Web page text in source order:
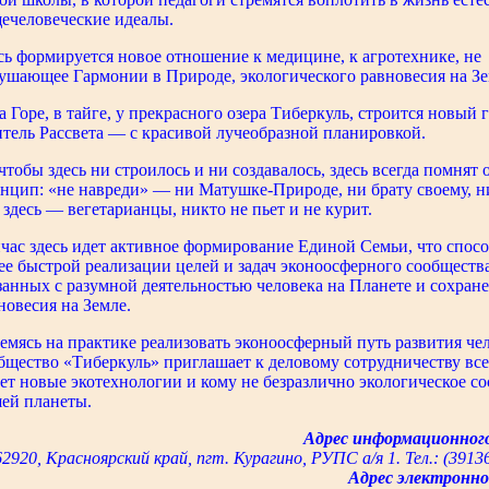
идеалы.
формируется новое отношение к медицине, к агротехнике, не
Гармонии в Природе, экологического равновесия на
Горе, в тайге, у прекрасного озера Тиберкуль, строится новый
Рассвета — с красивой лучеобразной планировкой.
здесь ни строилось и ни создавалось, здесь всегда помнят
«не навреди» — ни Матушке-Природе, ни брату своему,
— вегетарианцы, никто не пьет и не курит.
здесь идет активное формирование Единой Семьи, что
быстрой реализации целей и задач эконоосферного
с разумной деятельностью человека на Планете и
на Земле.
на практике реализовать эконоосферный путь развития
«Тиберкуль» приглашает к деловому сотрудничеству
новые экотехнологии и кому не безразлично экологическое
планеты.
Адрес
Красноярский край, пгт. Курагино, РУПС а/я 1. Тел.:
Адрес